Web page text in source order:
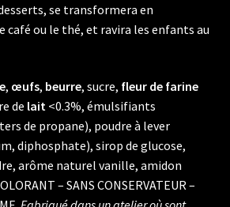
se transformera en
café ou le thé, et ravira les enfants au
, œufs, beurre, sucre, fleur de farine
de lait<0.3%, émulsifiants
de propane), poudre à lever
diphosphate), sirop de glucose,
arôme naturel vanille, amidon
– SANS CONSERVATEUR –